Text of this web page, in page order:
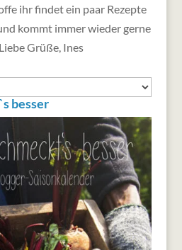
ihr findet ein paar Rezepte
kommt immer wieder gerne
Grüße, Ines
besser